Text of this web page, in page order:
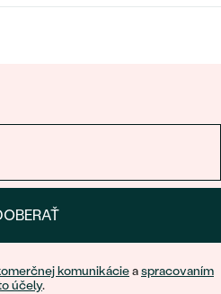
komunikácieaspracovaním
účely.